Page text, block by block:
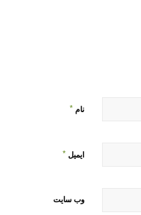
نام *
ایمیل *
وب‌ سایت